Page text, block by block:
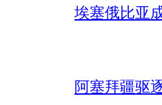
埃塞俄比亚
阿塞拜疆驱